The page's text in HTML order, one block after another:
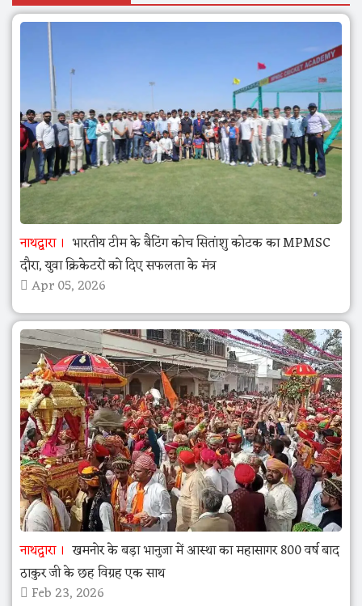
नाथद्वारा
भारतीय टीम के बैटिंग कोच सितांशु कोटक का MPMSC
दौरा, युवा क्रिकेटरों को दिए सफलता के मंत्र
Apr 05, 2026
नाथद्वारा
खमनोर के बड़ा भानुजा में आस्था का महासागर 800 वर्ष बाद
ठाकुर जी के छह विग्रह एक साथ
Feb 23, 2026